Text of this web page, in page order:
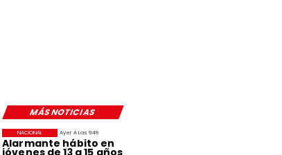
MÁS NOTICIAS
Ayer A Las 9:49
Alarmante hábito en
jóvenes de 13 a 15 años
NACIONAL